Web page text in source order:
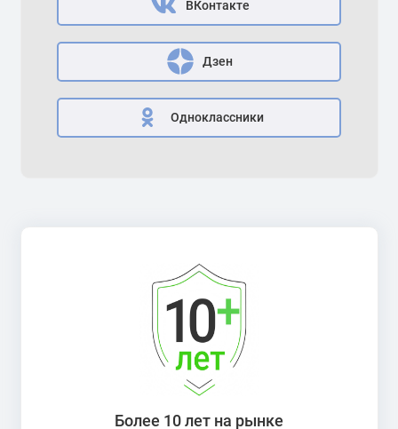
ВКонтакте
Дзен
Одноклассники
Более 10 лет на рынке